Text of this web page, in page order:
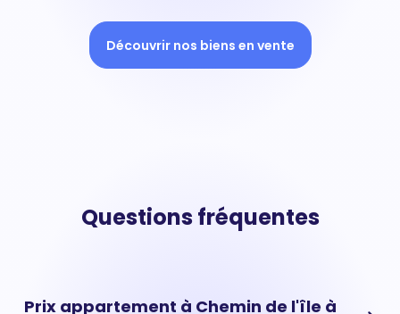
Découvrir nos biens en vente
Questions fréquentes
Prix appartement à Chemin de l'île à